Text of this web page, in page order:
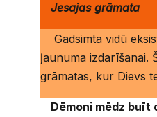
Jesajas grāmata
Gadsimta vidū
ļaunuma izdarīšanai.
grāmatas, kur Dievs
Dēmoni mēdz buīt